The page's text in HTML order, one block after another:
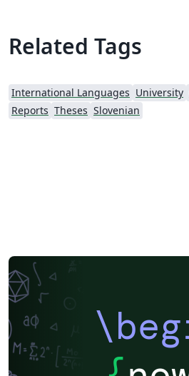
Related Tags
International Languages University
Reports Theses Slovenian